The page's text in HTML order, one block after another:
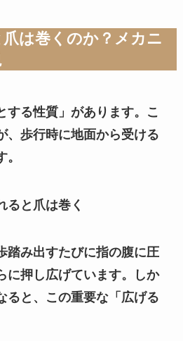
は巻くのか？メカニ
する性質」があります。こ
、歩行時に地面から受ける
ると爪は巻く
踏み出すたびに指の腹に圧
に押し広げています。しか
ると、この重要な「広げる